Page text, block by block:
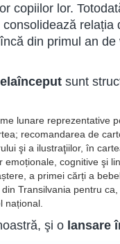
copiilor lor.
relația
din primul an
sunt
lunare reprezentative
recomandarea de
şi a ilustraţiilor, în
cognitive şi
a primei cărți a
Transilvania pentru
național.
şi o lansare